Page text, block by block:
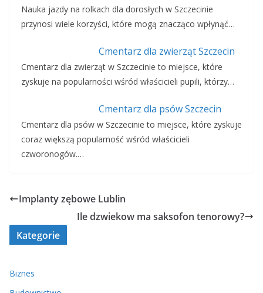
Nauka jazdy na rolkach dla dorosłych w Szczecinie
przynosi wiele korzyści, które mogą znacząco wpłynąć…
Cmentarz dla zwierząt Szczecin
Cmentarz dla zwierząt w Szczecinie to miejsce, które
zyskuje na popularności wśród właścicieli pupili, którzy…
Cmentarz dla psów Szczecin
Cmentarz dla psów w Szczecinie to miejsce, które zyskuje
coraz większą popularność wśród właścicieli
czworonogów.…
Implanty zębowe Lublin
Ile dzwiekow ma saksofon tenorowy?
Kategorie
Biznes